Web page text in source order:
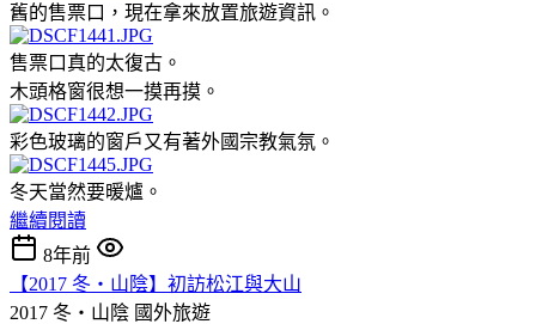
舊的售票口，現在拿來放置旅遊資訊。
售票口真的太復古。
木頭格窗很想一摸再摸。
彩色玻璃的窗戶又有著外國宗教氣氛。
冬天當然要暖爐。
繼續閱讀
8年前
【2017 冬‧山陰】初訪松江與大山
2017 冬‧山陰 國外旅遊